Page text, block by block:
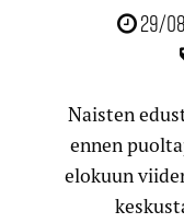
29/
Naisten
ennen
elokuun